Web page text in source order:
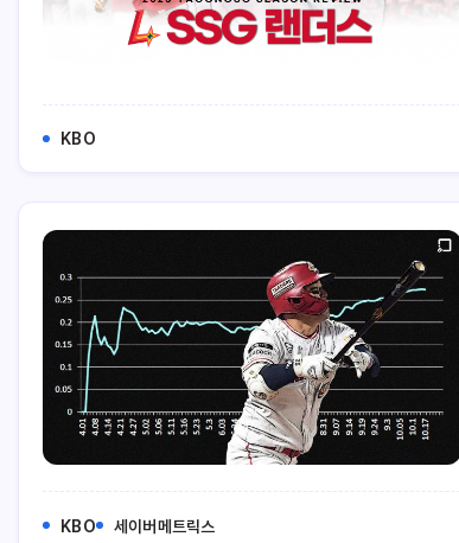
KBO
KBO 세이버메트릭스